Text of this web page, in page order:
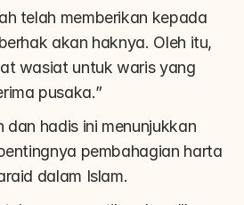
telah memberikan kepada
akan haknya. Oleh itu,
wasiat untuk waris yang
pusaka.”
hadis ini menunjukkan
pembahagian harta
dalam Islam.